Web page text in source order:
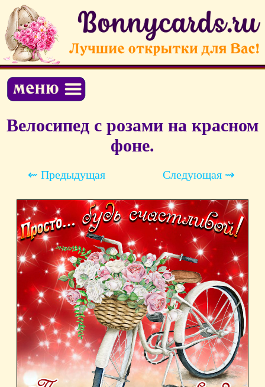
Велосипед с розами на красном
фоне.
⇜ Предыдущая Следующая ⇝